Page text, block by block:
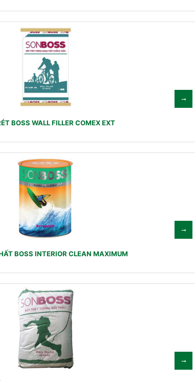
BOSS WALL FILLER COMEX EXT
BOSS INTERIOR CLEAN MAXIMUM